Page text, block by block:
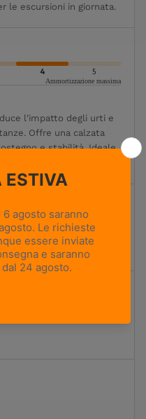
le escursioni in giornata.
4 5
Ammortizzazione massima
l'impatto degli urti e
Offre una calzata
e stabilità. Ideale